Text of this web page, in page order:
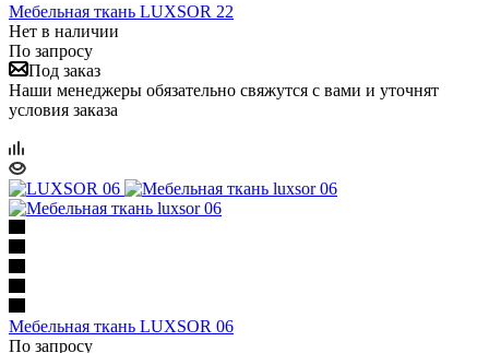
Мебельная ткань LUXSOR 22
Нет в наличии
По запросу
Под заказ
Наши менеджеры обязательно свяжутся с вами и уточнят
условия заказа
Мебельная ткань LUXSOR 06
По запросу